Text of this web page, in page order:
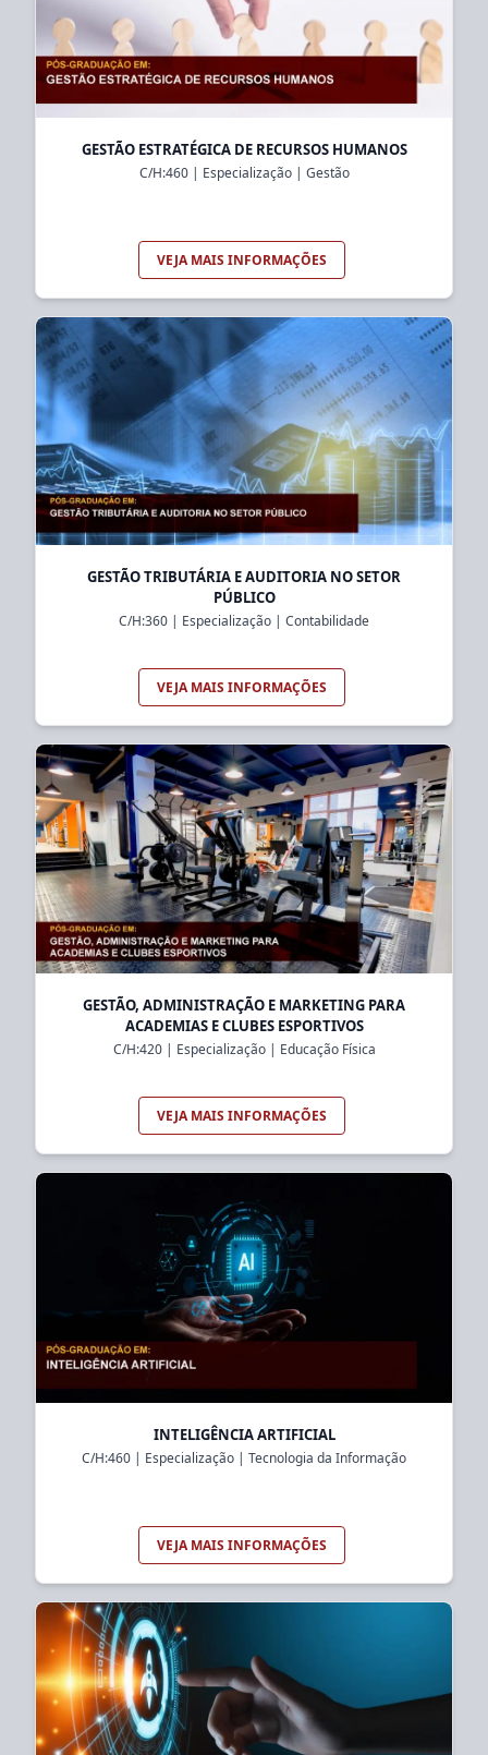
GESTÃO ESTRATÉGICA DE RECURSOS HUMANOS
C/H:460| Especialização| Gestão
VEJA MAIS INFORMAÇÕES
GESTÃO TRIBUTÁRIA E AUDITORIA NO SETOR
PÚBLICO
C/H:360 | Especialização | Contabilidade
VEJA MAIS INFORMAÇÕES
GESTÃO, ADMINISTRAÇÃO E MARKETING PARA
ACADEMIAS E CLUBES ESPORTIVOS
C/H:420| Especialização| Educação Física
VEJA MAIS INFORMAÇÕES
INTELIGÊNCIA ARTIFICIAL
C/H:460 | Especialização | Tecnologia da Informação
VEJA MAIS INFORMAÇÕES